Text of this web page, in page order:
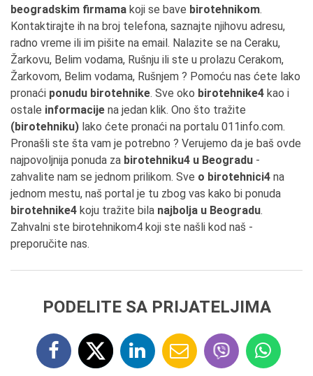
beogradskim firmama koji se bave birotehnikom.
Kontaktirajte ih na broj telefona, saznajte njihovu adresu,
radno vreme ili im pišite na email. Nalazite se na Ceraku,
Žarkovu, Belim vodama, Rušnju ili ste u prolazu Cerakom,
Žarkovom, Belim vodama, Rušnjem ? Pomoću nas ćete lako
pronaći ponudu birotehnike. Sve oko birotehnike4 kao i
ostale informacije na jedan klik. Ono što tražite
(birotehniku) lako ćete pronaći na portalu 011info.com.
Pronašli ste šta vam je potrebno ? Verujemo da je baš ovde
najpovoljnija ponuda za birotehniku4 u Beogradu -
zahvalite nam se jednom prilikom. Sve o birotehnici4 na
jednom mestu, naš portal je tu zbog vas kako bi ponuda
birotehnike4 koju tražite bila najbolja u Beogradu.
Zahvalni ste birotehnikom4 koji ste našli kod naš -
preporučite nas.
PODELITE SA PRIJATELJIMA